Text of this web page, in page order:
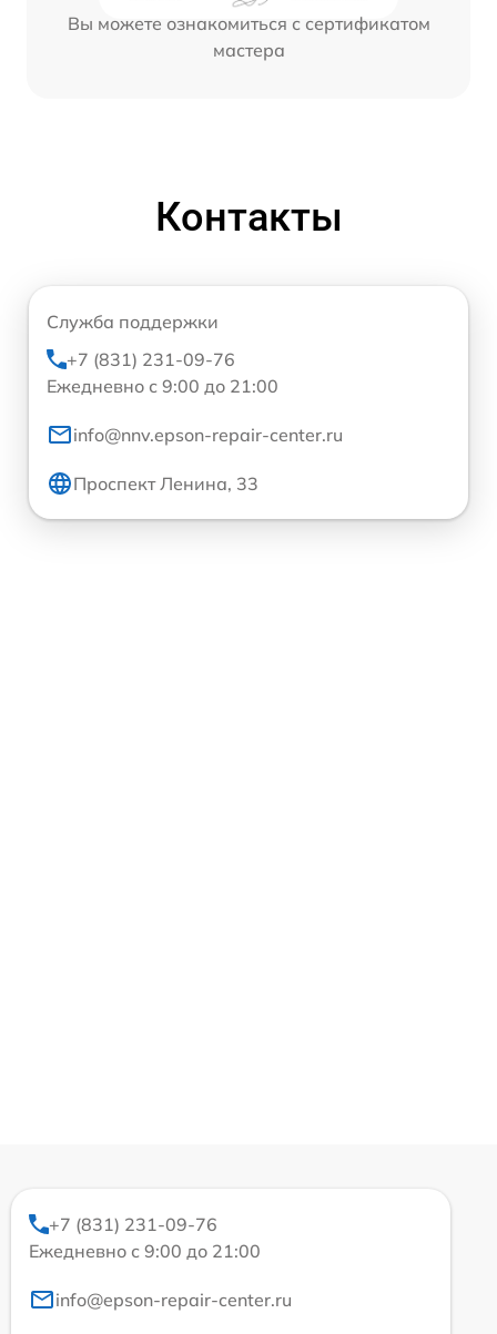
Вы можете ознакомиться с сертификатом
мастера
Контакты
Служба поддержки
+7 (831) 231-09-76
Ежедневно с 9:00 до 21:00
info@nnv.epson-repair-center.ru
Проспект Ленина, 33
+7 (831) 231-09-76
Ежедневно с 9:00 до 21:00
info@epson-repair-center.ru